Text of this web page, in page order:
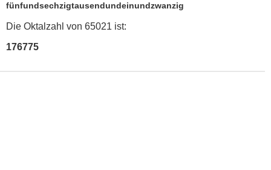
fünfundsechzigtausendundeinundzwanzig
Die Oktalzahl von 65021 ist:
176775